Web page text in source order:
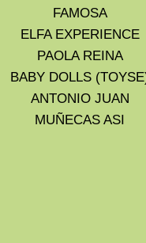
FAMOSA
ELFA EXPERIENCE
PAOLA REINA
BABY DOLLS
ANTONIO JUAN
MUÑECAS ASI